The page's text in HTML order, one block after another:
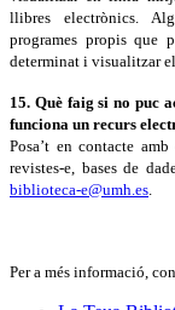
llibres electrònics.
programes propis que
determinat i visualitzar
15. Què faig si no puc
funciona un recurs
Posa’t en contacte
revistes-e, bases de
biblioteca-e@umh.es
Per a més informació,